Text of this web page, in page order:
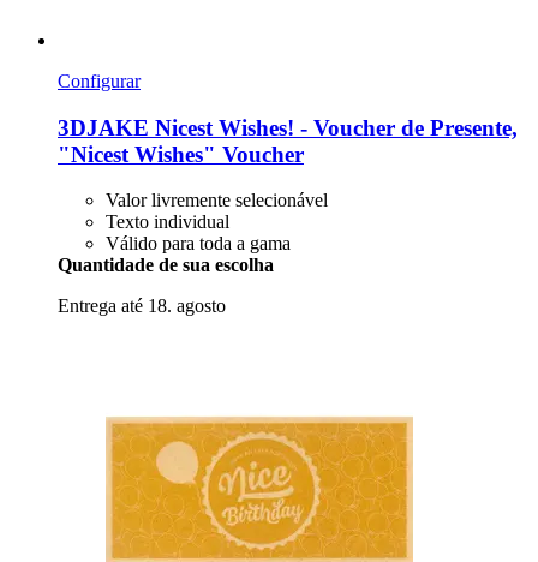
Configurar
3DJAKE Nicest Wishes! -​ Voucher de Presente,
"Nicest Wishes" Voucher
Valor livremente selecionável
Texto individual
Válido para toda a gama
Quantidade de sua escolha
Entrega até 18. agosto